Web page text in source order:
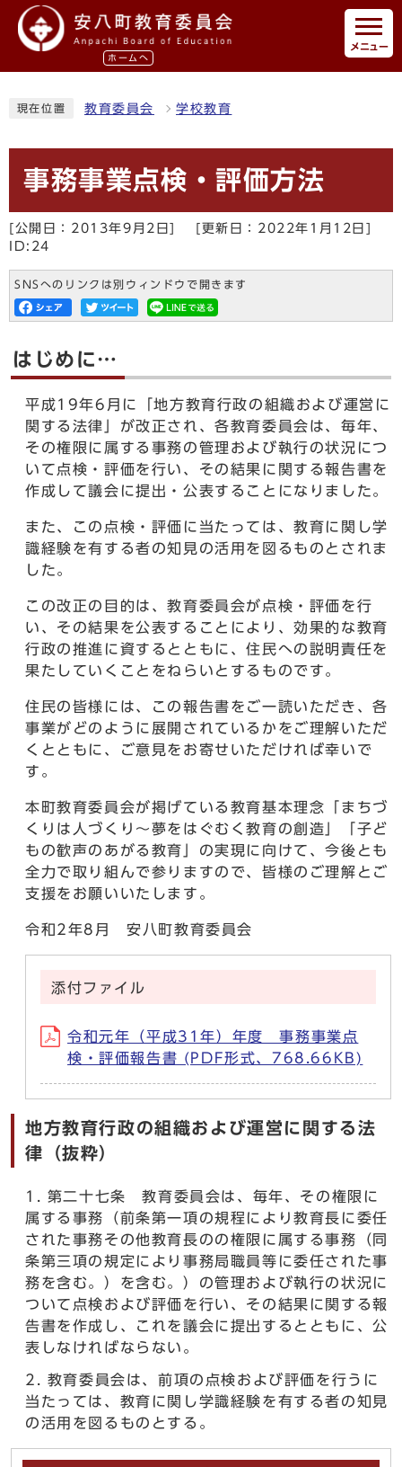
ホームへ
メニュー
現在位置 教育委員会 学校教育
事務事業点検・評価方法
[公開日：2013年9月2日]
[更新日：2022年1月12日]
ID:24
SNSへのリンクは別ウィンドウで開きます
はじめに…
平成19年6月に「地方教育行政の組織および運営に
関する法律」が改正され、各教育委員会は、毎年、
その権限に属する事務の管理および執行の状況につ
いて点検・評価を行い、その結果に関する報告書を
作成して議会に提出・公表することになりました。
また、この点検・評価に当たっては、教育に関し学
識経験を有する者の知見の活用を図るものとされま
した。
この改正の目的は、教育委員会が点検・評価を行
い、その結果を公表することにより、効果的な教育
行政の推進に資するとともに、住民への説明責任を
果たしていくことをねらいとするものです。
住民の皆様には、この報告書をご一読いただき、各
事業がどのように展開されているかをご理解いただ
くとともに、ご意見をお寄せいただければ幸いで
す。
本町教育委員会が掲げている教育基本理念「まちづ
くりは人づくり～夢をはぐむく教育の創造」「子ど
もの歓声のあがる教育」の実現に向けて、今後とも
全力で取り組んで参りますので、皆様のご理解とご
支援をお願いいたします。
令和2年8月 安八町教育委員会
添付ファイル
令和元年（平成31年）年度 事務事業点
検・評価報告書 (PDF形式、768.66KB)
地方教育行政の組織および運営に関する法
律（抜粋）
第二十七条 教育委員会は、毎年、その権限に
属する事務（前条第一項の規程により教育長に委任
された事務その他教育長のの権限に属する事務（同
条第三項の規定により事務局職員等に委任された事
務を含む。）を含む。）の管理および執行の状況に
ついて点検および評価を行い、その結果に関する報
告書を作成し、これを議会に提出するとともに、公
表しなければならない。
教育委員会は、前項の点検および評価を行うに
当たっては、教育に関し学識経験を有する者の知見
の活用を図るものとする。